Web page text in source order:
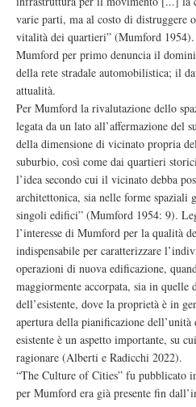
varie parti, ma al costo di distruggere
vitalità dei quartieri” (Mumford 1954).
Mumford per primo denuncia il
della rete stradale automobilistica; il
attualità.
Per Mumford la rivalutazione dello
legata da un lato all’affermazione del
della dimensione di vicinato propria
suburbio, così come dai quartieri
l’idea secondo cui il vicinato debba
architettonica, sia nelle forme spaziali
singoli edifici” (Mumford 1954: 9).
l’interesse di Mumford per la qualità
indispensabile per caratterizzare
operazioni di nuova edificazione,
maggiormente accorpata, sia in
dell’esistente, dove la proprietà è in
apertura della pianificazione
esistente è un aspetto importante, su
ragionare (Alberti e Radicchi 2022).
“The Culture of Cities” fu pubblicato
per Mumford era già presente fin